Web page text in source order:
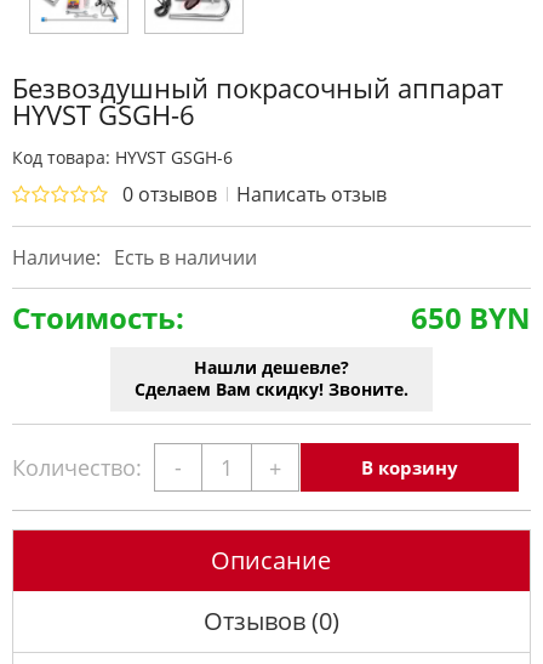
Безвоздушный покрасочный аппарат
HYVST GSGH-6
Код товара: HYVST GSGH-6
0 отзывов Написать отзыв
Наличие: Есть в наличии
Стоимость: 650 BYN
Нашли дешевле?
Сделаем Вам скидку! Звоните.
Количество: - + В корзину
Описание
Отзывов (0)